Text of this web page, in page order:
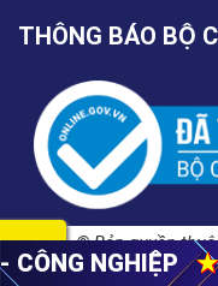
THÔNG BÁO BỘ
© Bản quyền
LÀM TỪ